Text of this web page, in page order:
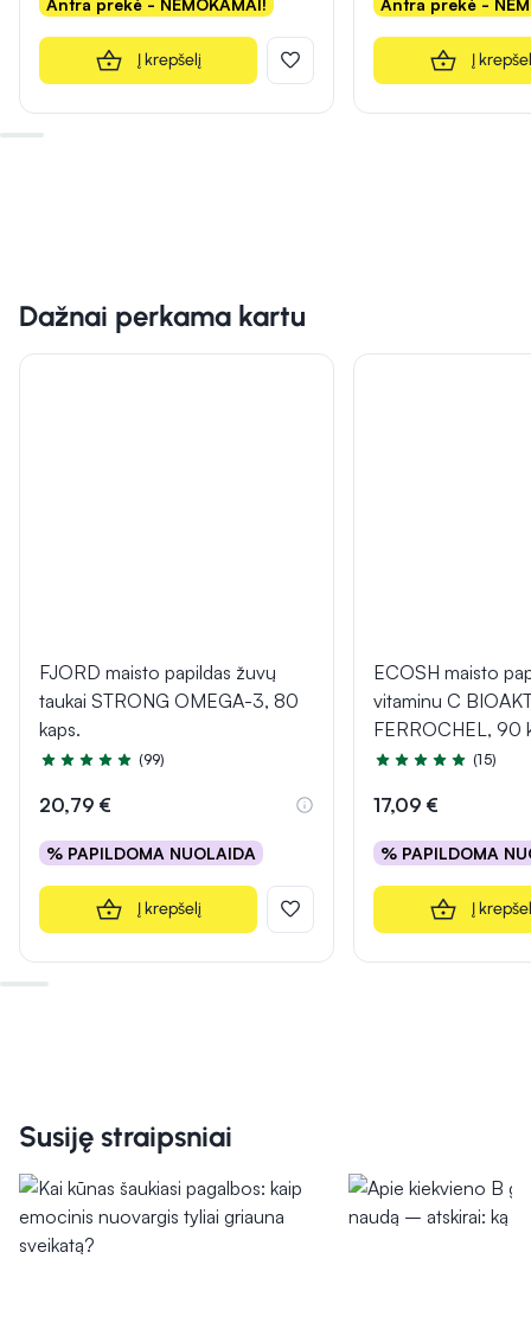
Į krepšelį Į
Dažnai perkama kartu
FJORD maisto papildas žuvų
taukai STRONG OMEGA-3, 80
kaps.
Įvertinimas 4.9 iš 5
(99)
20,79 €
% PAPILDOMA NUOLAIDA
Į krepšelį
ECOSH maisto
vitaminu C
FERROCHEL, 90
Įvertinimas 5.0 iš 5
(15)
17,09 €
% PAPILDOMA
Į
Susiję straipsniai